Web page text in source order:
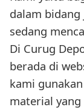
dalam bidang
sedang
Di Curug
berada di
kami
material